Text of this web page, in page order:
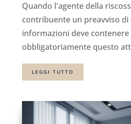
Quando l'agente della
contribuente un preavviso di
informazioni deve contenere
obbligatoriamente questo
LEGGI TUTTO